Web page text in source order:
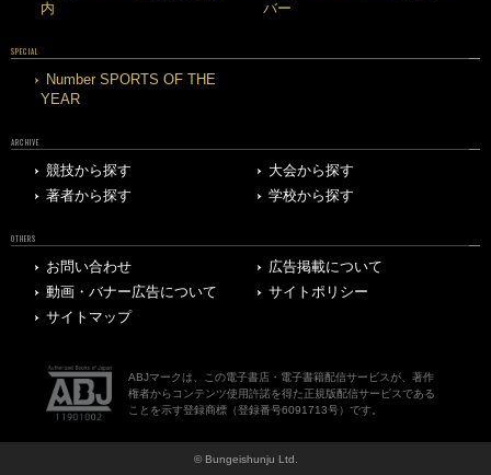
内
バー
SPECIAL
Number SPORTS OF THE
YEAR
ARCHIVE
競技から探す
大会から探す
著者から探す
学校から探す
OTHERS
お問い合わせ
広告掲載について
動画・バナー広告について
サイトポリシー
サイトマップ
ABJマークは、この電子書店・電子書籍配信サービスが、著作
権者からコンテンツ使用許諾を得た正規版配信サービスである
ことを示す登録商標（登録番号6091713号）です。
© Bungeishunju Ltd.